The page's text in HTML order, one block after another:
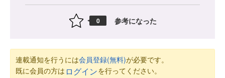
0 参考になった
連載通知を行うには会員登録(無料)が必要です。
既に会員の方は ログインを行ってください。